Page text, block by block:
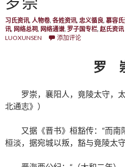
习氏资讯, 人物卷, 各姓资讯, 忠义循良, 慕容
讯, 网络总祠, 网络通谱, 罗子国专栏, 赵氏资讯
LUOXUNSEN
添加评论
罗
罗崇，襄阳人，竟陵太守，
北通志》）
又据《晋书》桓豁传：“而
桓淡，据宛城以叛，豁与竟陵太